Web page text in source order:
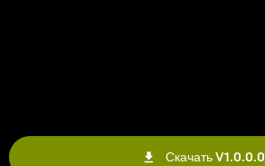
Скачать V1.0.0.0